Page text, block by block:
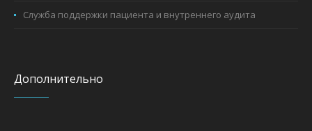
Служба поддержки пациента и внутреннего аудита
Дополнительно